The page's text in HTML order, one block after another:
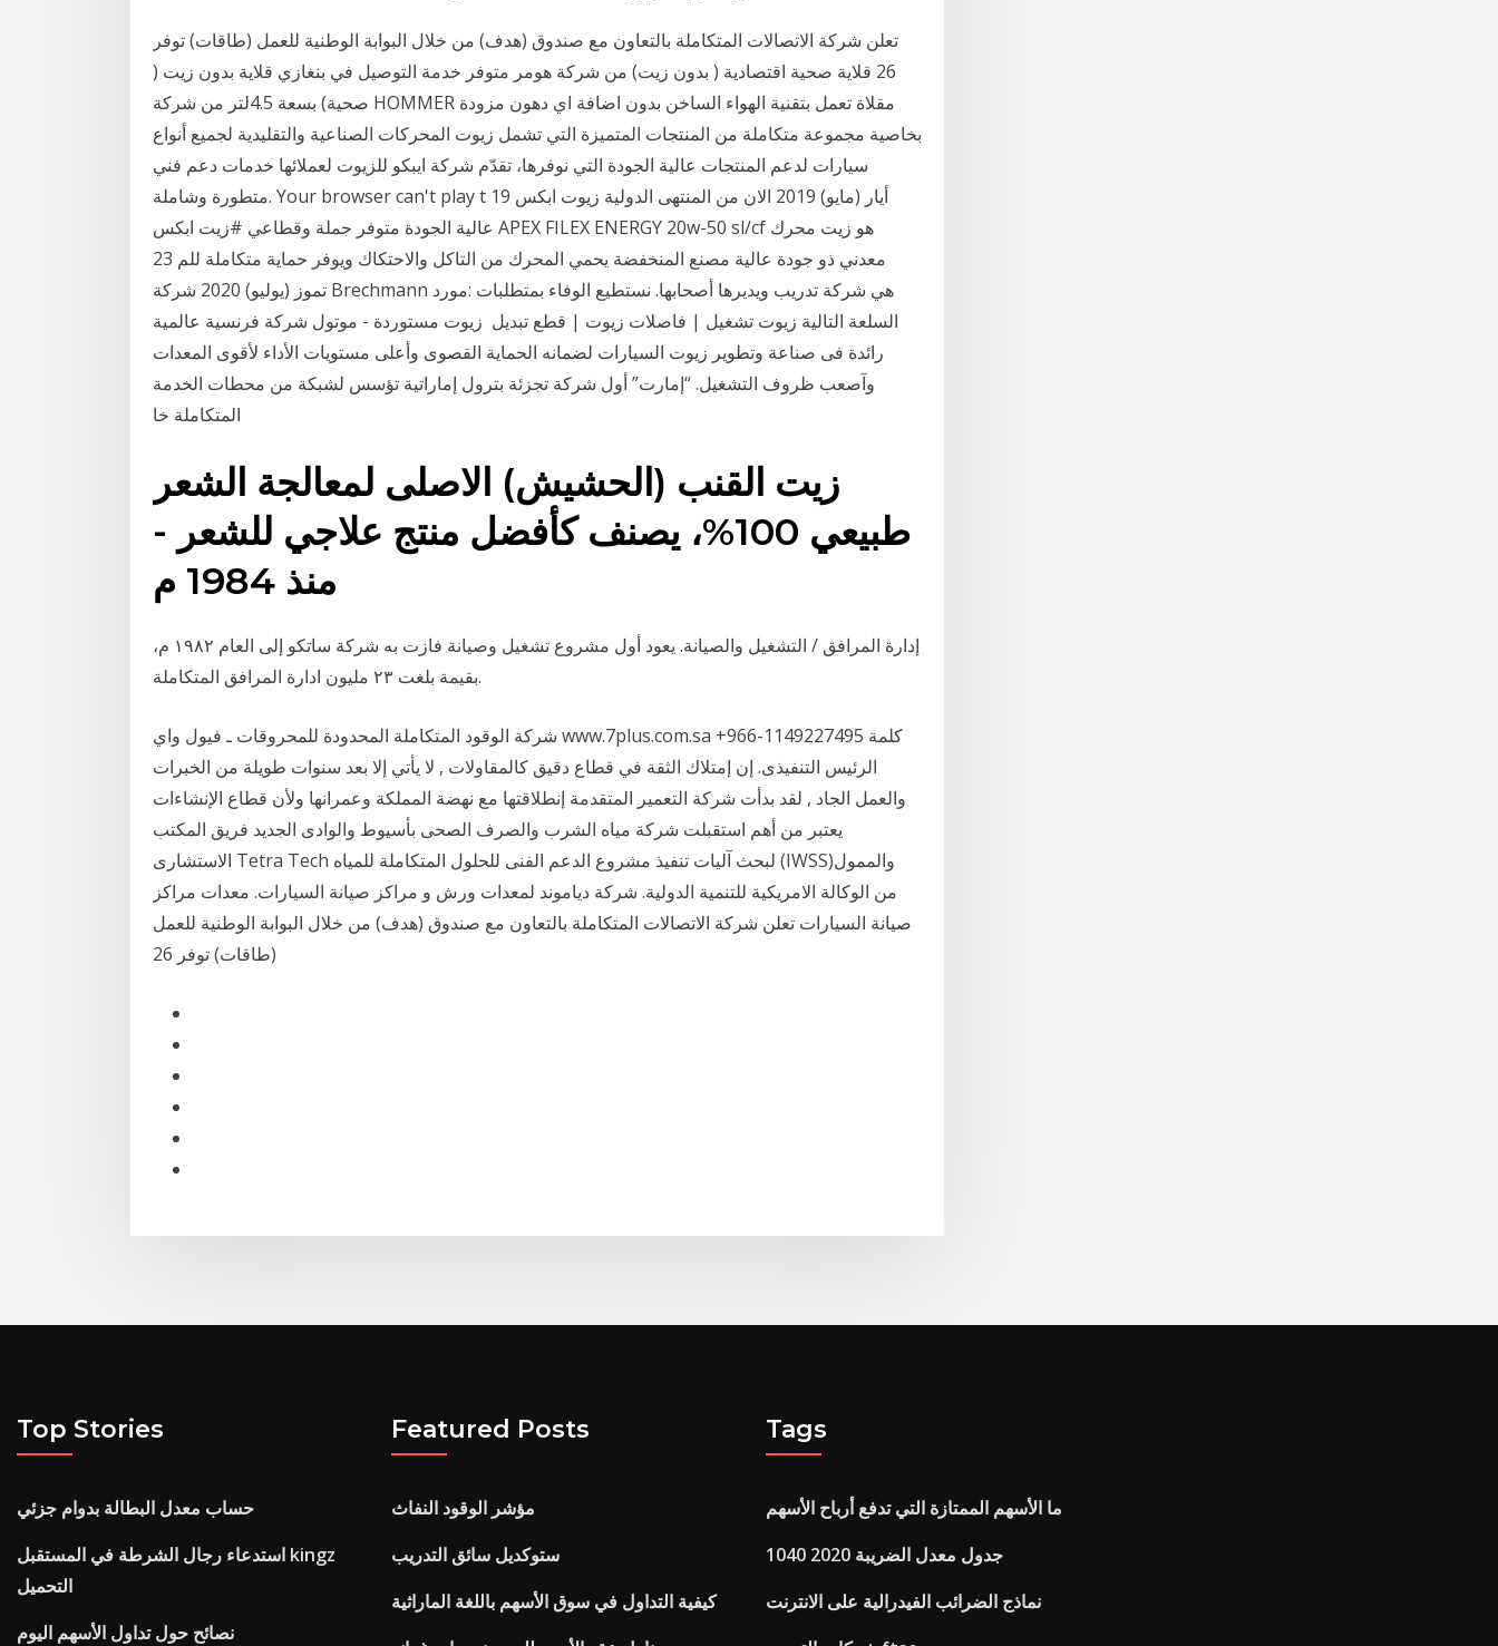
تعلن شركة الاتصالات المتكاملة بالتعاون مع صندوق (هدف) من خلال البوابة الوطنية للعمل (طاقات) توفر
26 قلاية صحية اقتصادية ( بدون زيت) من شركة هومر متوفر خدمة التوصيل في بنغازي ‏قلاية بدون زيت (
صحية) بسعة 4.5لتر من شركة HOMMER مقلاة تعمل بتقنية الهواء الساخن بدون اضافة اي دهون مزودة
بخاصية مجموعة متكاملة من المنتجات المتميزة التي تشمل زيوت المحركات الصناعية والتقليدية لجميع أنواع
سيارات لدعم المنتجات عالية الجودة التي نوفرها، تقدّم شركة ايبكو للزيوت لعملائها خدمات دعم فني
متطورة وشاملة. Your browser can't play t 19 أيار (مايو) 2019 الان من المنتهى الدولية زيوت ابكس
عالية الجودة متوفر جملة وقطاعي #زيت ابكس APEX FILEX ENERGY 20w-50 sl/cf هو زيت محرك
معدني ذو جودة عالية مصنع المنخفضة يحمي المحرك من التاكل والاحتكاك ويوفر حماية متكاملة للم 23
تموز (يوليو) 2020 شركة Brechmann هي شركة تدريب ويديرها أصحابها. نستطيع الوفاء بمتطلبات :مورد
السلعة التالية زيوت تشغيل | فاصلات زيوت | قطع تبديل زيوت مستوردة - موتول شركة فرنسية عالمية
رائدة فى صناعة وتطوير زيوت السيارات لضمانه الحماية القصوى وأعلى مستويات الأداء لأقوى المعدات
وآصعب ظروف التشغيل. “إمارت” أول شركة تجزئة بترول إماراتية تؤسس لشبكة من محطات الخدمة
المتكاملة خا
زيت القنب (الحشيش) الاصلى لمعالجة الشعر
طبيعي 100%، يصنف كأفضل منتج علاجي للشعر -
منذ 1984 م
إدارة المرافق / التشغيل والصيانة. يعود أول مشروع تشغيل وصيانة فازت به شركة ساتكو إلى العام ١٩٨٢ م،
بقيمة بلغت ٢٣ مليون ادارة المرافق المتكاملة.
شركة الوقود المتكاملة المحدودة للمحروقات ـ فيول واي www.7plus.com.sa +966-1149227495 كلمة
الرئيس التنفيذى. إن إمتلاك الثقة في قطاع دقيق كالمقاولات , لا يأتي إلا بعد سنوات طويلة من الخبرات
والعمل الجاد , لقد بدأت شركة التعمير المتقدمة إنطلاقتها مع نهضة المملكة وعمرانها ولأن قطاع الإنشاءات
يعتبر من أهم استقبلت شركة مياه الشرب والصرف الصحى بأسيوط والوادى الجديد فريق المكتب
الاستشارى Tetra Tech لبحث آليات تنفيذ مشروع الدعم الفنى للحلول المتكاملة للمياه (IWSS)والممول
من الوكالة الامريكية للتنمية الدولية. شركة دياموند لمعدات ورش و مراكز صيانة السيارات. معدات مراكز
صيانة السيارات تعلن شركة الاتصالات المتكاملة بالتعاون مع صندوق (هدف) من خلال البوابة الوطنية للعمل
(طاقات) توفر 26
Top Stories
حساب معدل البطالة بدوام جزئي
استدعاء رجال الشرطة في المستقبل kingz
التحميل
نصائح حول تداول الأسهم اليوم
Featured Posts
مؤشر الوقود النفاث
ستوكديل سائق التدريب
كيفية التداول في سوق الأسهم باللغة الماراثية
Tags
ما الأسهم الممتازة التي تدفع أرباح الأسهم
1040 جدول معدل الضريبة 2020
نماذج الضرائب الفيدرالية على الانترنت